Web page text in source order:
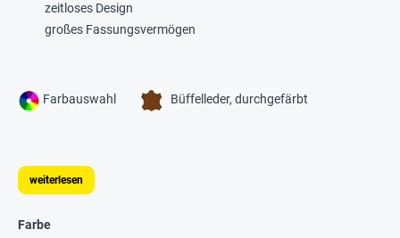
zeitloses Design
großes Fassungsvermögen
Farbauswahl Büffelleder, durchgefärbt
weiterlesen
Farbe